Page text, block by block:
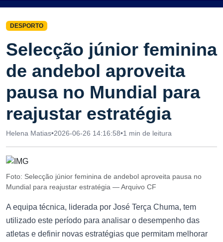
DESPORTO
Selecção júnior feminina
de andebol aproveita
pausa no Mundial para
reajustar estratégia
Helena Matias•2026-06-26 14:16:58•1 min de leitura
Foto: Selecção júnior feminina de andebol aproveita pausa no
Mundial para reajustar estratégia — Arquivo CF
A equipa técnica, liderada por José Terça Chuma, tem
utilizado este período para analisar o desempenho das
atletas e definir novas estratégias que permitam melhorar